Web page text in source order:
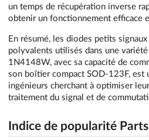
un temps de récupération inverse
obtenir un fonctionnement efficace
En résumé, les diodes petits
polyvalents utilisés dans une
1N4148W, avec sa capacité de
son boîtier compact SOD-123F, est
ingénieurs cherchant à optimiser
traitement du signal et de
Indice de popularité